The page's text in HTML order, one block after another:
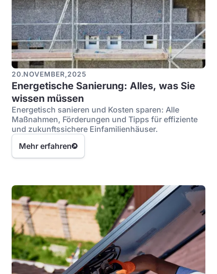
20.NOVEMBER,2025
Energetische Sanierung: Alles, was Sie
wissen müssen
Energetisch sanieren und Kosten sparen: Alle
Maßnahmen, Förderungen und Tipps für effiziente
und zukunftssichere Einfamilienhäuser.
Mehr erfahren